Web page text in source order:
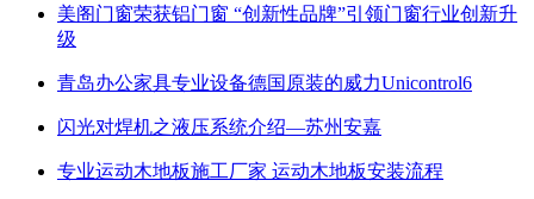
美阁门窗荣获铝门窗 “创新性品牌”引领门窗行业创新升
级
青岛办公家具专业设备德国原装的威力Unicontrol6
闪光对焊机之液压系统介绍—苏州安嘉
专业运动木地板施工厂家 运动木地板安装流程